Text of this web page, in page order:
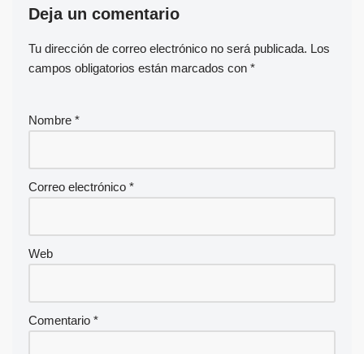
Deja un comentario
Tu dirección de correo electrónico no será publicada. Los
campos obligatorios están marcados con *
Nombre *
Correo electrónico *
Web
Comentario *